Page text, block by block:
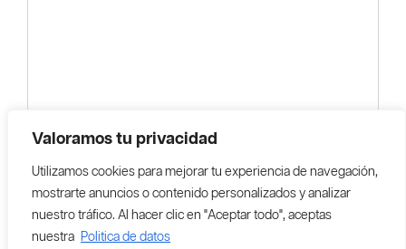
Valoramos tu privacidad
Utilizamos cookies para mejorar tu experiencia de navegación,
mostrarte anuncios o contenido personalizados y analizar
nuestro tráfico. Al hacer clic en "Aceptar todo", aceptas
nuestra Politica de datos